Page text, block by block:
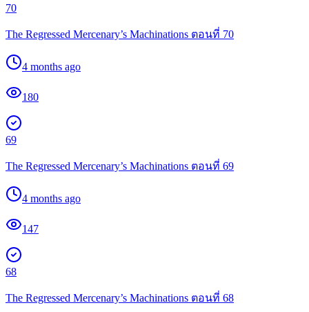
70
The Regressed Mercenary’s Machinations ตอนที่ 70
4 months ago
180
69
The Regressed Mercenary’s Machinations ตอนที่ 69
4 months ago
147
68
The Regressed Mercenary’s Machinations ตอนที่ 68